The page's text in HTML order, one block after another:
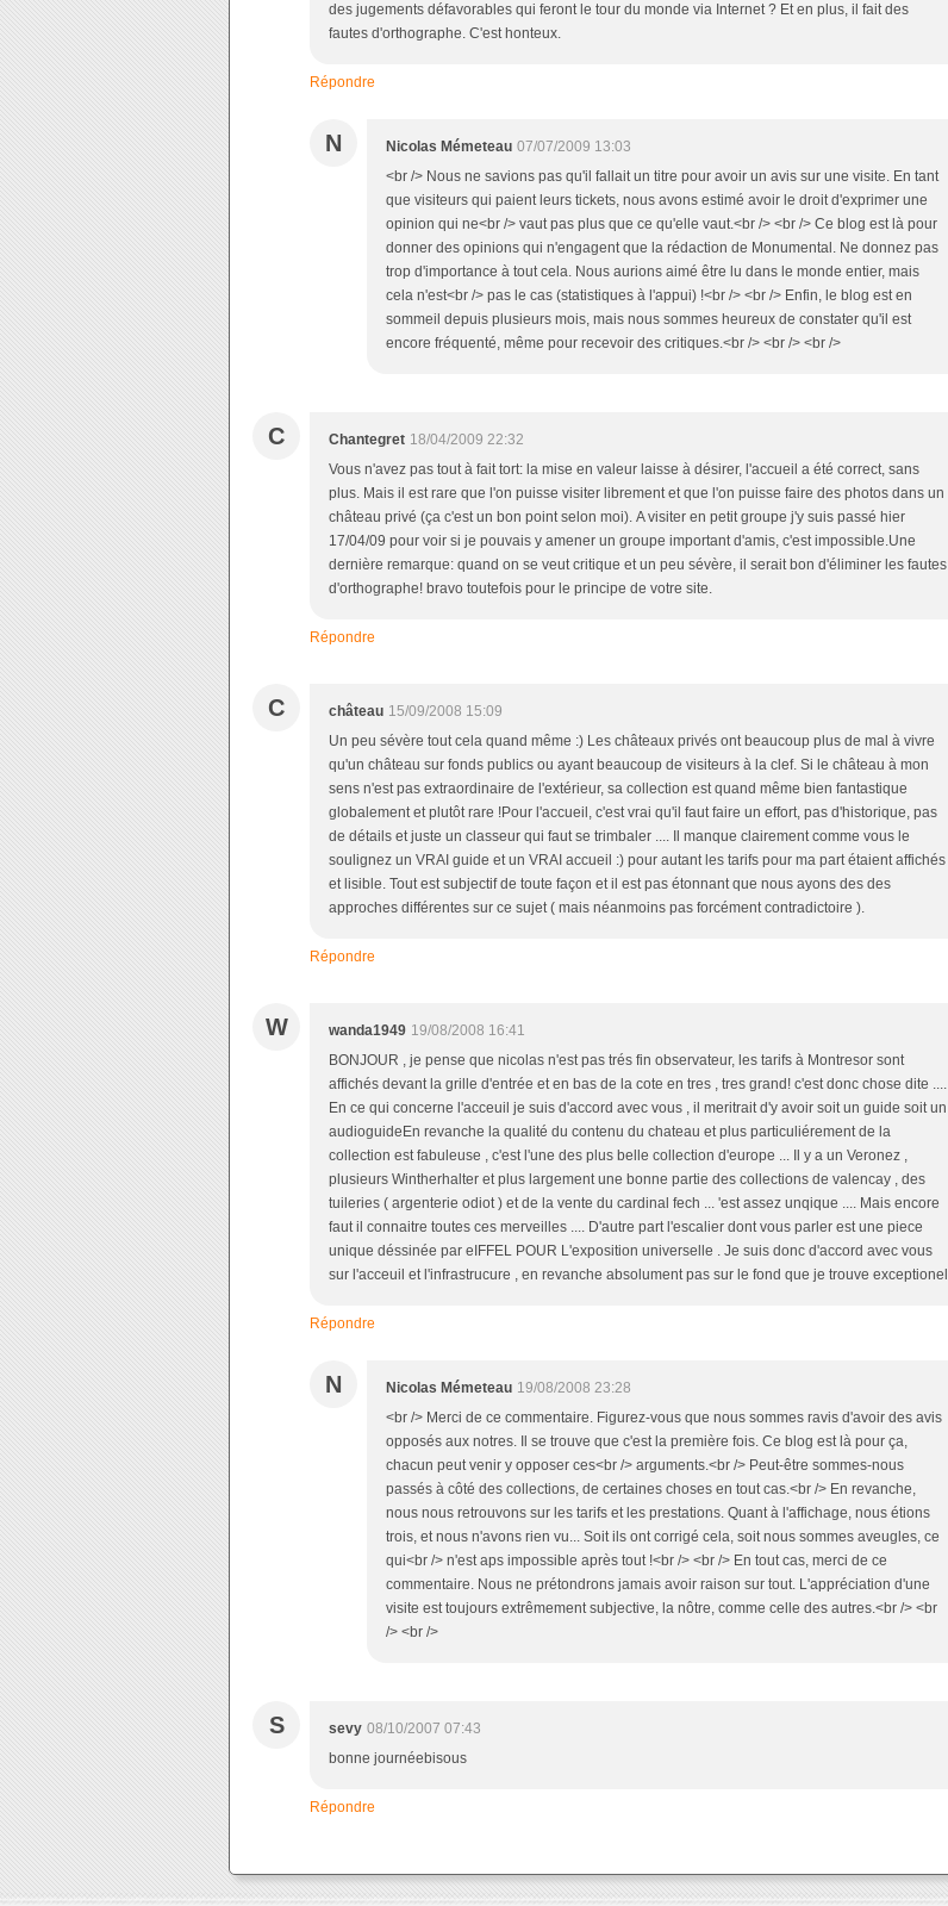
des jugements défavorables qui feront le tour du monde via Internet ? Et en plus, il fait des
fautes d'orthographe. C'est honteux.
Répondre
N Nicolas Mémeteau 07/07/2009 13:03
<br /> Nous ne savions pas qu'il fallait un titre pour avoir un avis sur une visite. En tant
que visiteurs qui paient leurs tickets, nous avons estimé avoir le droit d'exprimer une
opinion qui ne<br /> vaut pas plus que ce qu'elle vaut.<br /> <br /> Ce blog est là pour
donner des opinions qui n'engagent que la rédaction de Monumental. Ne donnez pas
trop d'importance à tout cela. Nous aurions aimé être lu dans le monde entier, mais
cela n'est<br /> pas le cas (statistiques à l'appui) !<br /> <br /> Enfin, le blog est en
sommeil depuis plusieurs mois, mais nous sommes heureux de constater qu'il est
encore fréquenté, même pour recevoir des critiques.<br /> <br /> <br />
C Chantegret 18/04/2009 22:32
Vous n'avez pas tout à fait tort: la mise en valeur laisse à désirer, l'accueil a été correct, sans
plus. Mais il est rare que l'on puisse visiter librement et que l'on puisse faire des photos dans un
château privé (ça c'est un bon point selon moi). A visiter en petit groupe j'y suis passé hier
17/04/09 pour voir si je pouvais y amener un groupe important d'amis, c'est impossible.Une
dernière remarque: quand on se veut critique et un peu sévère, il serait bon d'éliminer les fautes
d'orthographe! bravo toutefois pour le principe de votre site.
Répondre
C château 15/09/2008 15:09
Un peu sévère tout cela quand même :) Les châteaux privés ont beaucoup plus de mal à vivre
qu'un château sur fonds publics ou ayant beaucoup de visiteurs à la clef. Si le château à mon
sens n'est pas extraordinaire de l'extérieur, sa collection est quand même bien fantastique
globalement et plutôt rare !Pour l'accueil, c'est vrai qu'il faut faire un effort, pas d'historique, pas
de détails et juste un classeur qui faut se trimbaler .... Il manque clairement comme vous le
soulignez un VRAI guide et un VRAI accueil :) pour autant les tarifs pour ma part étaient affichés
et lisible. Tout est subjectif de toute façon et il est pas étonnant que nous ayons des des
approches différentes sur ce sujet ( mais néanmoins pas forcément contradictoire ).
Répondre
W wanda1949 19/08/2008 16:41
BONJOUR , je pense que nicolas n'est pas trés fin observateur, les tarifs à Montresor sont
affichés devant la grille d'entrée et en bas de la cote en tres , tres grand! c'est donc chose dite ....
En ce qui concerne l'acceuil je suis d'accord avec vous , il meritrait d'y avoir soit un guide soit un
audioguideEn revanche la qualité du contenu du chateau et plus particuliérement de la
collection est fabuleuse , c'est l'une des plus belle collection d'europe ... Il y a un Veronez ,
plusieurs Wintherhalter et plus largement une bonne partie des collections de valencay , des
tuileries ( argenterie odiot ) et de la vente du cardinal fech ... 'est assez unqique .... Mais encore
faut il connaitre toutes ces merveilles .... D'autre part l'escalier dont vous parler est une piece
unique déssinée par eIFFEL POUR L'exposition universelle . Je suis donc d'accord avec vous
sur l'acceuil et l'infrastrucure , en revanche absolument pas sur le fond que je trouve exceptionel
Répondre
N Nicolas Mémeteau 19/08/2008 23:28
<br /> Merci de ce commentaire. Figurez-vous que nous sommes ravis d'avoir des avis
opposés aux notres. Il se trouve que c'est la première fois. Ce blog est là pour ça,
chacun peut venir y opposer ces<br /> arguments.<br /> Peut-être sommes-nous
passés à côté des collections, de certaines choses en tout cas.<br /> En revanche,
nous nous retrouvons sur les tarifs et les prestations. Quant à l'affichage, nous étions
trois, et nous n'avons rien vu... Soit ils ont corrigé cela, soit nous sommes aveugles, ce
qui<br /> n'est aps impossible après tout !<br /> <br /> En tout cas, merci de ce
commentaire. Nous ne prétondrons jamais avoir raison sur tout. L'appréciation d'une
visite est toujours extrêmement subjective, la nôtre, comme celle des autres.<br /> <br
/> <br />
S sevy 08/10/2007 07:43
bonne journéebisous
Répondre